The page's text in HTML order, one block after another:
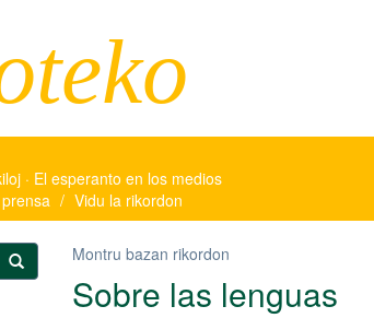
· El esperanto en los medios
Vidu la rikordon
Montru bazan rikordon
Sobre las lenguas